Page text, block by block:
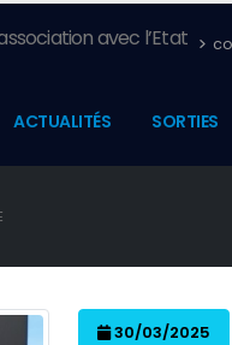
avec l’Etat
ACTUALITÉS SORTIES
30/03/2025